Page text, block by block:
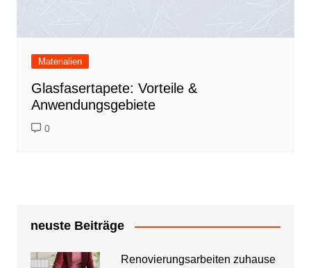
Materialien
Glasfasertapete: Vorteile &
Anwendungsgebiete
0
neuste Beiträge
Renovierungsarbeiten zuhause